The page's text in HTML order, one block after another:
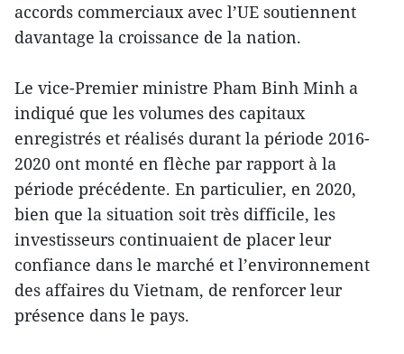
accords commerciaux avec l’UE soutiennent
davantage la croissance de la nation.
Le vice-Premier ministre Pham Binh Minh a
indiqué que les volumes des capitaux
enregistrés et réalisés durant la période 2016-
2020 ont monté en flèche par rapport à la
période précédente. En particulier, en 2020,
bien que la situation soit très difficile, les
investisseurs continuaient de placer leur
confiance dans le marché et l’environnement
des affaires du Vietnam, de renforcer leur
présence dans le pays.